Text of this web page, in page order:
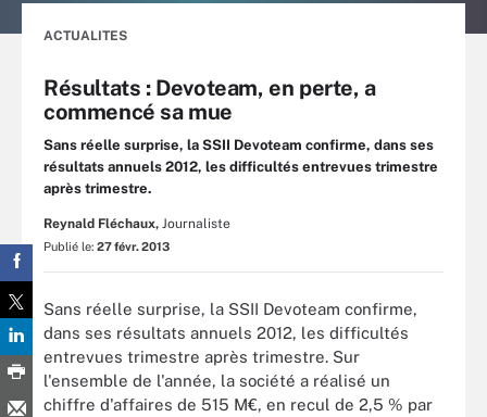
ACTUALITES
Résultats : Devoteam, en perte, a
commencé sa mue
Sans réelle surprise, la SSII Devoteam confirme, dans ses
résultats annuels 2012, les difficultés entrevues trimestre
après trimestre.
Reynald Fléchaux, Journaliste
Publié le: 27 févr. 2013
Sans réelle surprise, la SSII Devoteam confirme,
dans ses résultats annuels 2012, les difficultés
entrevues trimestre après trimestre. Sur
l'ensemble de l'année, la société a réalisé un
chiffre d'affaires de 515 M€, en recul de 2,5 % par